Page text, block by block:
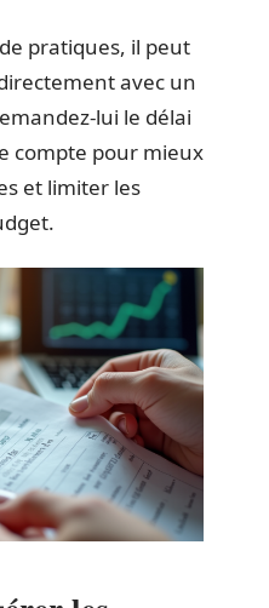
pratiques, il peut
avec un
lui le délai
compte pour mieux
et limiter les